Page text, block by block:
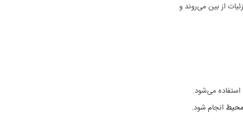
از بین می‌روند و
استفاده می‌شود.
محیط انجام شود.